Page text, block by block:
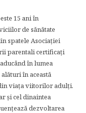
15 ani în
de sănătate
spatele Asociaţiei
parentali certificaţi
în lumea
în această
viaţa viitorilor adulţi.
și cel dinaintea
dezvoltarea